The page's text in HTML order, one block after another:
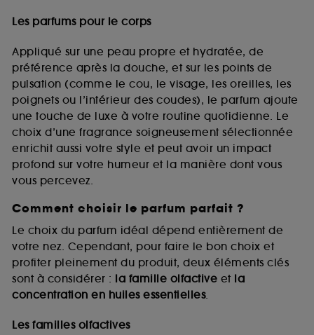
Les parfums pour le corps
Appliqué sur une peau propre et hydratée, de
préférence après la douche, et sur les points de
pulsation (comme le cou, le visage, les oreilles, les
poignets ou l’intérieur des coudes), le parfum ajoute
une touche de luxe à votre routine quotidienne. Le
choix d’une fragrance soigneusement sélectionnée
enrichit aussi votre style et peut avoir un impact
profond sur votre humeur et la manière dont vous
vous percevez.
Comment choisir le parfum parfait ?
Le choix du parfum idéal dépend entièrement de
votre nez. Cependant, pour faire le bon choix et
profiter pleinement du produit, deux éléments clés
sont à considérer : la famille olfactive et la
concentration en huiles essentielles.
Les familles olfactives
fraudes aux moyens de paiement et les
usurpations d’identité.
Cookies fonctionnels :il s’agit de cookies
permettant l’affichage et/ou la fourniture de
certaines fonctionnalités du site, tel que les
cookies d’authentification qui sont utilisés afin de
vous faire bénéficier de l’authentification
prolongée vous permettant d’accéder à votre
compte lors de votre prochaine visite sur le site
sans saisir à nouveau votre identifiant et mot de
passe.
A l'exception des cookies techniques, le dépôt et la
lecture de ces traceurs requiert votre accord. Vous
pouvez personnaliser vos choix concernant le dépôt
de ces cookies grâce au bouton "personnaliser mes
choix" ci-dessous ou décider de "tout accepter".
Sephora pourra associer les informations de
navigation collectées par ces Cookies, pour les
collectées ou générées lors de votre activité en ligne